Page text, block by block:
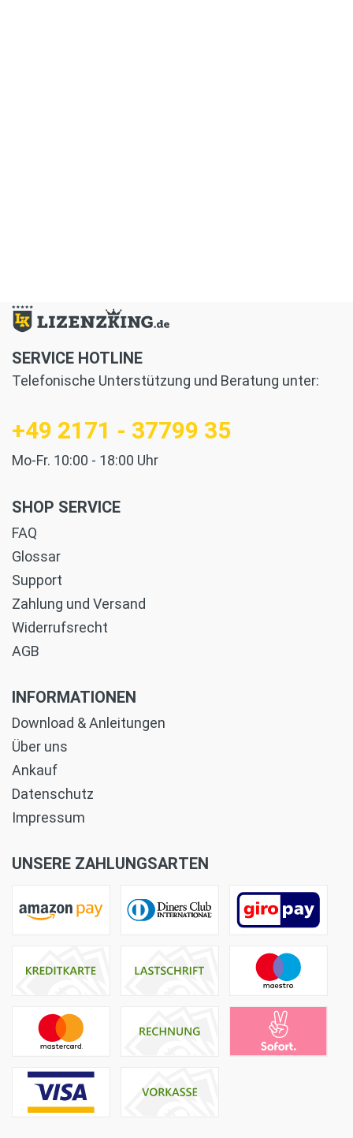
SERVICE HOTLINE
Telefonische Unterstützung und Beratung unter:
+49 2171 - 37799 35
Mo-Fr. 10:00 - 18:00 Uhr
SHOP SERVICE
FAQ
Glossar
Support
Zahlung und Versand
Widerrufsrecht
AGB
INFORMATIONEN
Download & Anleitungen
Über uns
Ankauf
Datenschutz
Impressum
UNSERE ZAHLUNGSARTEN